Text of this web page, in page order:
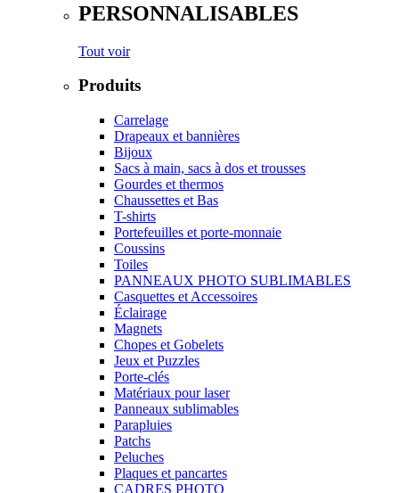
PERSONNALISABLES
Tout voir
Produits
Carrelage
Drapeaux et bannières
Bijoux
Sacs à main, sacs à dos et trousses
Gourdes et thermos
Chaussettes et Bas
T-shirts
Portefeuilles et porte-monnaie
Coussins
Toiles
PANNEAUX PHOTO SUBLIMABLES
Casquettes et Accessoires
Éclairage
Magnets
Chopes et Gobelets
Jeux et Puzzles
Porte-clés
Matériaux pour laser
Panneaux sublimables
Parapluies
Patchs
Peluches
Plaques et pancartes
CADRES PHOTO